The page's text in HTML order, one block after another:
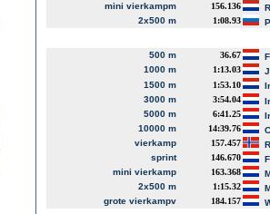
mini vierkampm
156.136
2x500 m
1:08.93
500 m 36.67
1000 m
1:13.03
1500 m
1:53.10
3000 m
3:54.04
5000 m
6:41.25
10000 m
14:39.76
vierkamp
157.457
sprint
146.670
mini vierkamp
163.368
2x500 m
1:15.32
grote vierkampv
184.157